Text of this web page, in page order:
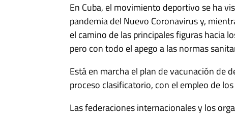
En Cuba, el movimiento deportivo se ha
pandemia del Nuevo Coronavirus y,
el camino de las principales figuras hacia
pero con todo el apego a las normas
Está en marcha el plan de vacunación de
proceso clasificatorio, con el empleo de
Las federaciones internacionales y los